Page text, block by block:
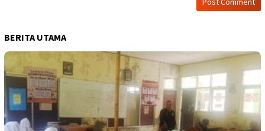
BERITA UTAMA